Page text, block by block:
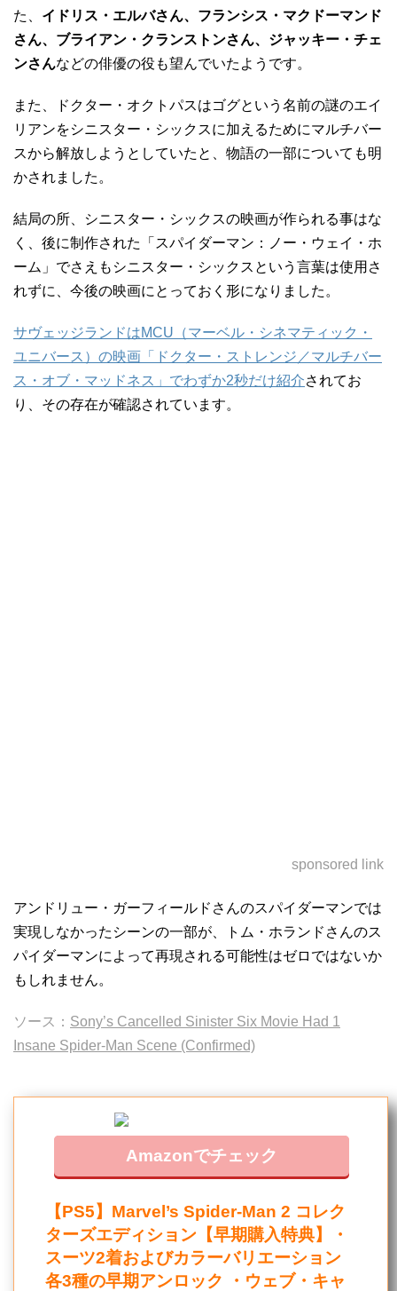
た、 イドリス・エルバさん、フランシス・マクドーマンド
さん、ブライアン・クランストンさん、ジャッキー・チェ
ンさんなどの俳優の役も望んでいたようです。
また、ドクター・オクトパスはゴグという名前の謎のエイ
リアンをシニスター・シックスに加えるためにマルチバー
スから解放しようとしていたと、物語の一部についても明
かされました。
結局の所、シニスター・シックスの映画が作られる事はな
く、後に制作された「スパイダーマン：ノー・ウェイ・ホ
ーム」でさえもシニスター・シックスという言葉は使用さ
れずに、今後の映画にとっておく形になりました。
サヴェッジランドはMCU（マーベル・シネマティック・
ユニバース）の映画「ドクター・ストレンジ／マルチバー
ス・オブ・マッドネス」でわずか2秒だけ紹介されてお
り、その存在が確認されています。
sponsored link
アンドリュー・ガーフィールドさんのスパイダーマンでは
実現しなかったシーンの一部が、トム・ホランドさんのス
パイダーマンによって再現される可能性はゼロではないか
もしれません。
ソース： Sony’s Cancelled Sinister Six Movie Had 1
Insane Spider-Man Scene (Confirmed)
Amazonでチェック
【PS5】Marvel’s Spider-Man 2 コレク
ターズエディション【早期購入特典】・
スーツ2着およびカラーバリエーション
各3種の早期アンロック ・ウェブ・キャ